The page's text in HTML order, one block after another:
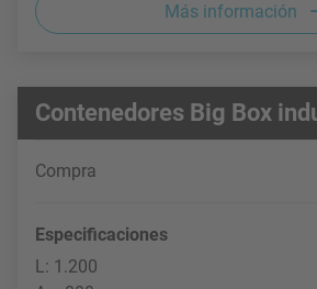
Más información
Contenedores Big Box
Compra
Especificaciones
L: 1.200